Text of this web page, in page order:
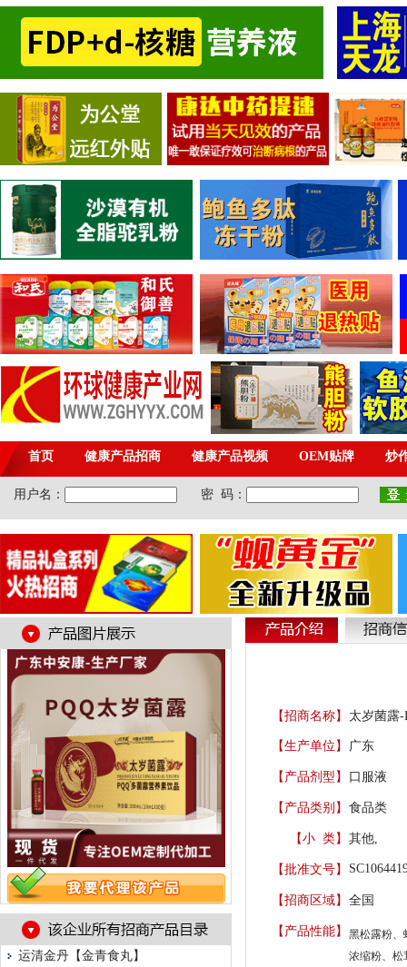
运清金丹【金青食丸】
【招商名称】 太岁菌露-
【生产单位】 广东
【产品剂型】 口服液
【产品类别】 食品类
【小 类】 其他,
【批准文号】
【招商区域】 全国
【产品性能】
黑松露粉、
浓缩粉、松